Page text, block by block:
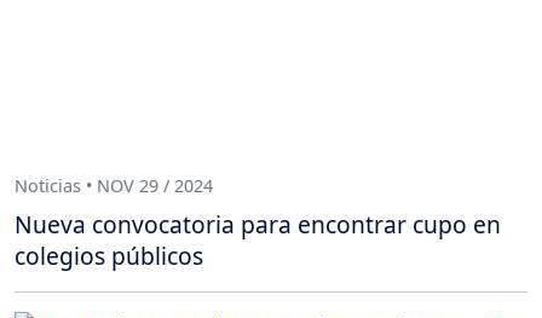
Noticias • NOV 29 / 2024
Nueva convocatoria para encontrar cupo en
colegios públicos